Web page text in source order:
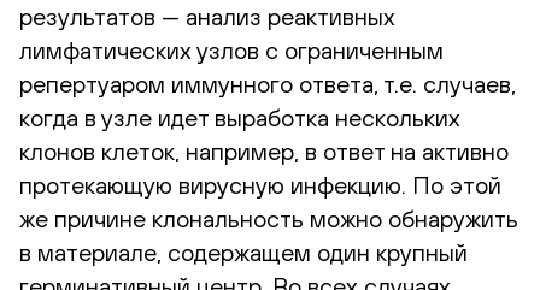
результатов — анализ реактивных
лимфатических узлов с ограниченным
репертуаром иммунного ответа, т.е. случаев,
когда в узле идет выработка нескольких
клонов клеток, например, в ответ на активно
протекающую вирусную инфекцию. По этой
же причине клональность можно обнаружить
в материале, содержащем один крупный